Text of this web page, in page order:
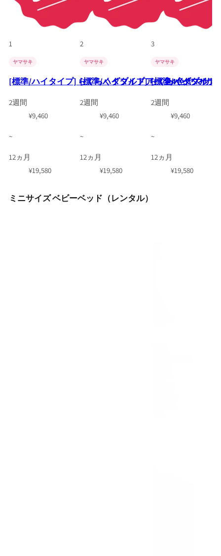
1
ヤマサキ
[標準/ハイタイプ] らくらくダブルドアー 全4色 ヤマサ
2週間
¥9,460
~
12ヵ月
¥19,580
2
ヤマサキ
[標準/ハイタイプ] らくらくダブルド
2週間
¥9,460
~
12ヵ月
¥19,580
3
ヤマサキ
[標準/ハイタイプ]
2週間
¥9,460
~
12ヵ月
¥19,580
ミニサイズ ベビーベッド（レンタル）